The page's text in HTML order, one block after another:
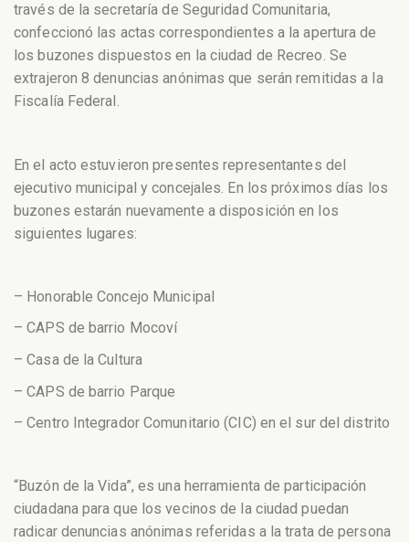
través de la secretaría de Seguridad Comunitaria,
confeccionó las actas correspondientes a la apertura de
los buzones dispuestos en la ciudad de Recreo. Se
extrajeron 8 denuncias anónimas que serán remitidas a la
Fiscalía Federal.
En el acto estuvieron presentes representantes del
ejecutivo municipal y concejales. En los próximos días los
buzones estarán nuevamente a disposición en los
siguientes lugares:
– Honorable Concejo Municipal
– CAPS de barrio Mocoví
– Casa de la Cultura
– CAPS de barrio Parque
– Centro Integrador Comunitario (CIC) en el sur del distrito
“Buzón de la Vida”, es una herramienta de participación
ciudadana para que los vecinos de la ciudad puedan
radicar denuncias anónimas referidas a la trata de persona